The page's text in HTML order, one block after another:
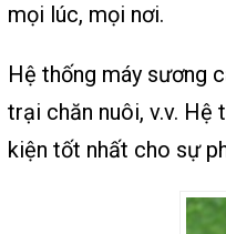
mọi lúc, mọi nơi.
Hệ thống máy sương
trại chăn nuôi, v.v.
kiện tốt nhất cho sự